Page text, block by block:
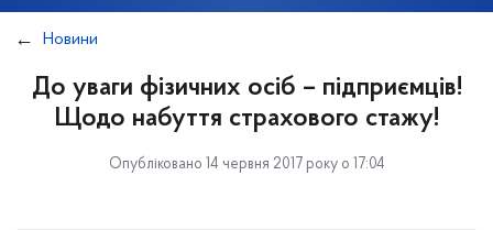
Новини
До уваги фізичних осіб – підприємців!
Щодо набуття страхового стажу!
Опубліковано 14 червня 2017 року о 17:04